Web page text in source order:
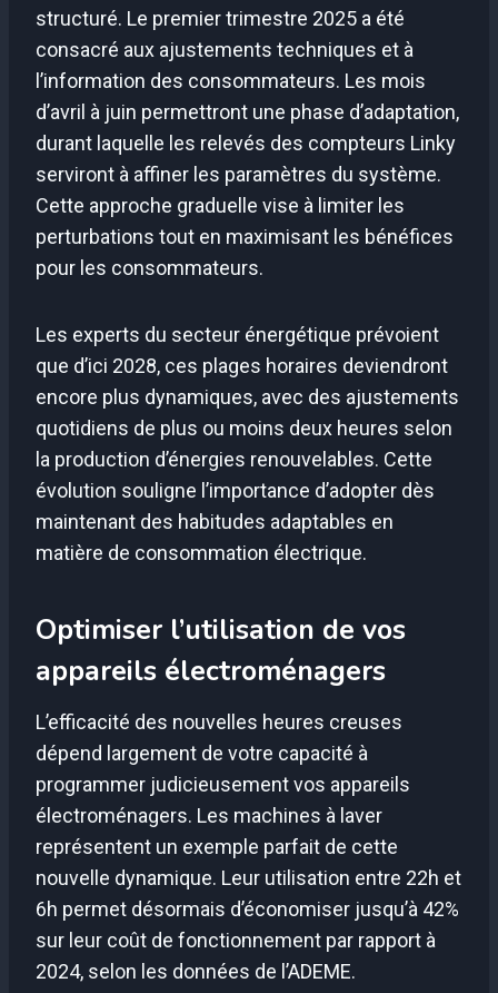
structuré. Le premier trimestre 2025 a été
consacré aux ajustements techniques et à
l’information des consommateurs. Les mois
d’avril à juin permettront une phase d’adaptation,
durant laquelle les relevés des compteurs Linky
serviront à affiner les paramètres du système.
Cette approche graduelle vise à limiter les
perturbations tout en maximisant les bénéfices
pour les consommateurs.
Les experts du secteur énergétique prévoient
que d’ici 2028, ces plages horaires deviendront
encore plus dynamiques, avec des ajustements
quotidiens de plus ou moins deux heures selon
la production d’énergies renouvelables. Cette
évolution souligne l’importance d’adopter dès
maintenant des habitudes adaptables en
matière de consommation électrique.
Optimiser l’utilisation de vos
appareils électroménagers
L’efficacité des nouvelles heures creuses
dépend largement de votre capacité à
programmer judicieusement vos appareils
électroménagers. Les machines à laver
représentent un exemple parfait de cette
nouvelle dynamique. Leur utilisation entre 22h et
6h permet désormais d’économiser jusqu’à 42%
sur leur coût de fonctionnement par rapport à
2024, selon les données de l’ADEME.